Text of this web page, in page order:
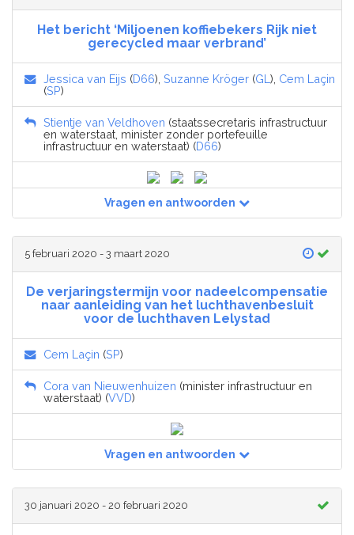
Het bericht ‘Miljoenen koffiebekers Rijk niet
gerecycled maar verbrand’
Jessica van Eijs (D66), Suzanne Kröger (GL ), Cem Laçin
(SP)
Stientje van Veldhoven (staatssecretaris infrastructuur
en waterstaat, minister zonder portefeuille
infrastructuur en waterstaat) (D66)
Vragen en antwoorden
5 februari 2020 - 3 maart 2020
De verjaringstermijn voor nadeelcompensatie
naar aanleiding van het luchthavenbesluit
voor de luchthaven Lelystad
Cem Laçin (SP)
Cora van Nieuwenhuizen (minister infrastructuur en
waterstaat) (VVD)
Vragen en antwoorden
30 januari 2020 - 20 februari 2020